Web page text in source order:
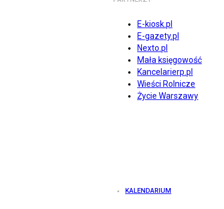
E-kiosk.pl
E-gazety.pl
Nexto.pl
Mała księgowość
Kancelarierp.pl
Wieści Rolnicze
Życie Warszawy
KALENDARIUM